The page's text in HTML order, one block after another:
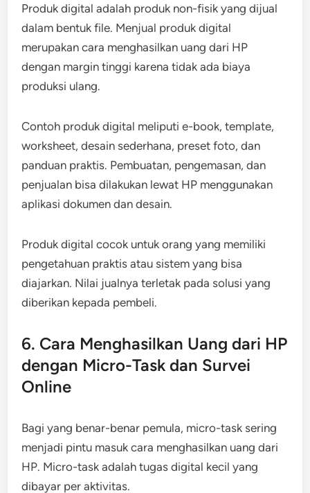
Produk digital adalah produk non-fisik yang dijual
dalam bentuk file. Menjual produk digital
merupakan cara menghasilkan uang dari HP
dengan margin tinggi karena tidak ada biaya
produksi ulang.
Contoh produk digital meliputi e-book, template,
worksheet, desain sederhana, preset foto, dan
panduan praktis. Pembuatan, pengemasan, dan
penjualan bisa dilakukan lewat HP menggunakan
aplikasi dokumen dan desain.
Produk digital cocok untuk orang yang memiliki
pengetahuan praktis atau sistem yang bisa
diajarkan. Nilai jualnya terletak pada solusi yang
diberikan kepada pembeli.
6. Cara Menghasilkan Uang dari HP
dengan Micro-Task dan Survei
Online
Bagi yang benar-benar pemula, micro-task sering
menjadi pintu masuk cara menghasilkan uang dari
HP. Micro-task adalah tugas digital kecil yang
dibayar per aktivitas.